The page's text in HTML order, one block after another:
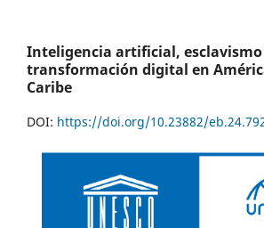
Inteligencia artificial,
transformación digital en
Caribe
DOI: https://doi.org/10.23882/